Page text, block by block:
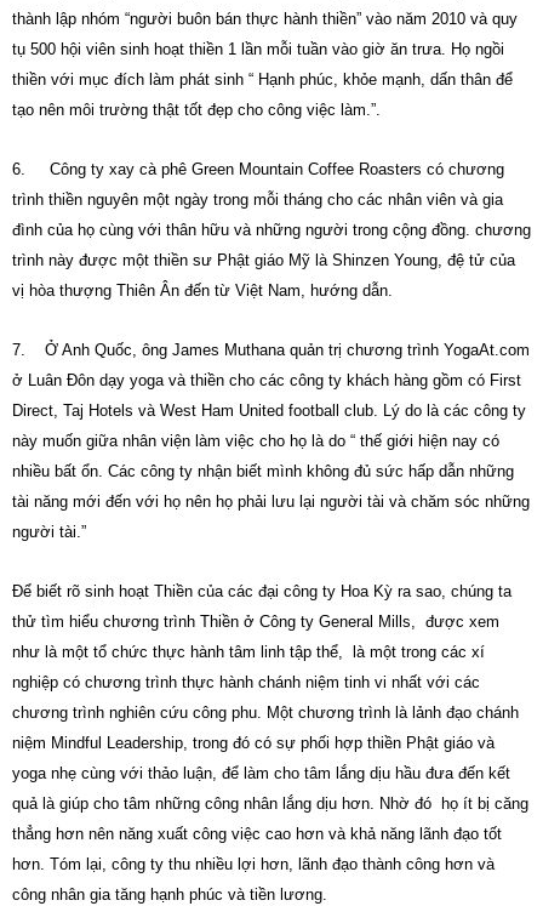
thành lập nhóm “người buôn bán thực hành thiền” vào năm 2010 và quy
tụ 500 hội viên sinh hoạt thiền 1 lần mỗi tuần vào giờ ăn trưa. Họ ngồi
thiền với mục đích làm phát sinh “ Hạnh phúc, khỏe mạnh, dấn thân để
tạo nên môi trường thật tốt đẹp cho công việc làm.”.
6. Công ty xay cà phê Green Mountain Coffee Roasters có chương
trình thiền nguyên một ngày trong mỗi tháng cho các nhân viên và gia
đình của họ cùng với thân hữu và những người trong cộng đồng. chương
trình này được một thiền sư Phật giáo Mỹ là Shinzen Young, đệ tử của
vị hòa thượng Thiên Ân đến từ Việt Nam, hướng dẫn.
7. Ở Anh Quốc, ông James Muthana quản trị chương trình YogaAt.com
ở Luân Đôn dạy yoga và thiền cho các công ty khách hàng gồm có First
Direct, Taj Hotels và West Ham United football club. Lý do là các công ty
này muốn giữa nhân viện làm việc cho họ là do “ thế giới hiện nay có
nhiều bất ổn. Các công ty nhận biết mình không đủ sức hấp dẫn những
tài năng mới đến với họ nên họ phải lưu lại người tài và chăm sóc những
người tài.”
Để biết rõ sinh hoạt Thiền của các đại công ty Hoa Kỳ ra sao, chúng ta
thử tìm hiểu chương trình Thiền ở Công ty General Mills, được xem
như là một tổ chức thực hành tâm linh tập thể, là một trong các xí
nghiệp có chương trình thực hành chánh niệm tinh vi nhất với các
chương trình nghiên cứu công phu. Một chương trình là lảnh đạo chánh
niệm Mindful Leadership, trong đó có sự phối hợp thiền Phật giáo và
yoga nhẹ cùng với thảo luận, để làm cho tâm lắng dịu hầu đưa đến kết
quả là giúp cho tâm những công nhân lắng dịu hơn. Nhờ đó họ ít bị căng
thẳng hơn nên năng xuất công việc cao hơn và khả năng lãnh đạo tốt
hơn. Tóm lại, công ty thu nhiều lợi hơn, lãnh đạo thành công hơn và
công nhân gia tăng hạnh phúc và tiền lương.